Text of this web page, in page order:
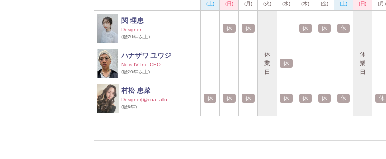
関 理恵
Designer
(歴20年以上)
ハナザワ ユウジ
No is IV Inc. CEO …
(歴20年以上)
村松 恵菜
Designer[@ena_allu…
(歴8年)
(土) (日) (月) (火) (水) (木) (金) (土) (日) (月)
休 休
休
業
日
休 休 休
休
業
日
休
休 休 休 休 休 休 休 休